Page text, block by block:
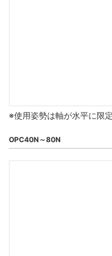
※使用姿勢は軸が水平に限
OPC40N～80N